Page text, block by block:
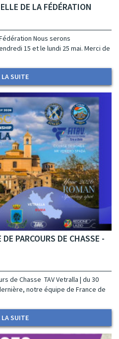
DE LA FÉDÉRATION
Nous serons
15 et le lundi 25 mai. Merci de
LA SUITE
PARCOURS DE CHASSE -
de Chasse TAV Vetralla | du 30
notre équipe de France de
LA SUITE